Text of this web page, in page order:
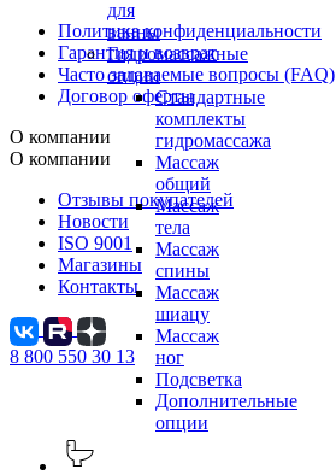
для
ванны
Гидромассажные
опции
Стандартные
комплекты
гидромассажа
Массаж
общий
Массаж
тела
Массаж
спины
Массаж
шиацу
Массаж
ног
Подсветка
Дополнительные
опции
Политика конфиденциальности
Гарантия и возврат
Часто задаваемые вопросы (FAQ)
Договор оферты
О компании
О компании
Отзывы покупателей
Новости
ISO 9001
Магазины
Контакты
8 800 550 30 13